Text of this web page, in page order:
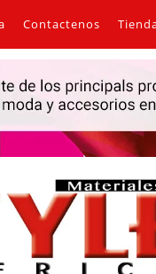
Contactenos